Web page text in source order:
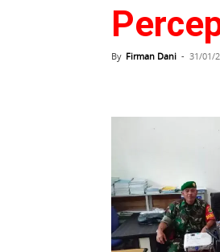
By Firman Dani - 31/01/